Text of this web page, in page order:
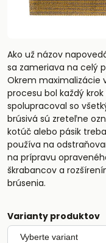
Ako už názov
sa zameriava na celý
Okrem maximalizácie
procesu bol každý
spolupracoval so
brúsivá sú zreteľne
kotúč alebo pásik
používa na
na prípravu
škrabancov a
brúsenia.
Varianty produktov